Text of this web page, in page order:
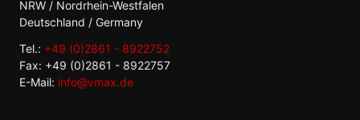
NRW / Nordrhein-Westfalen
Deutschland / Germany
Tel.: +49 (0)2861 - 8922752
Fax: +49 (0)2861 - 8922757
E-Mail: info@vmax.de